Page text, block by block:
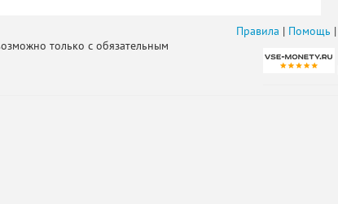
только с обязательным
Правила | Помощь |